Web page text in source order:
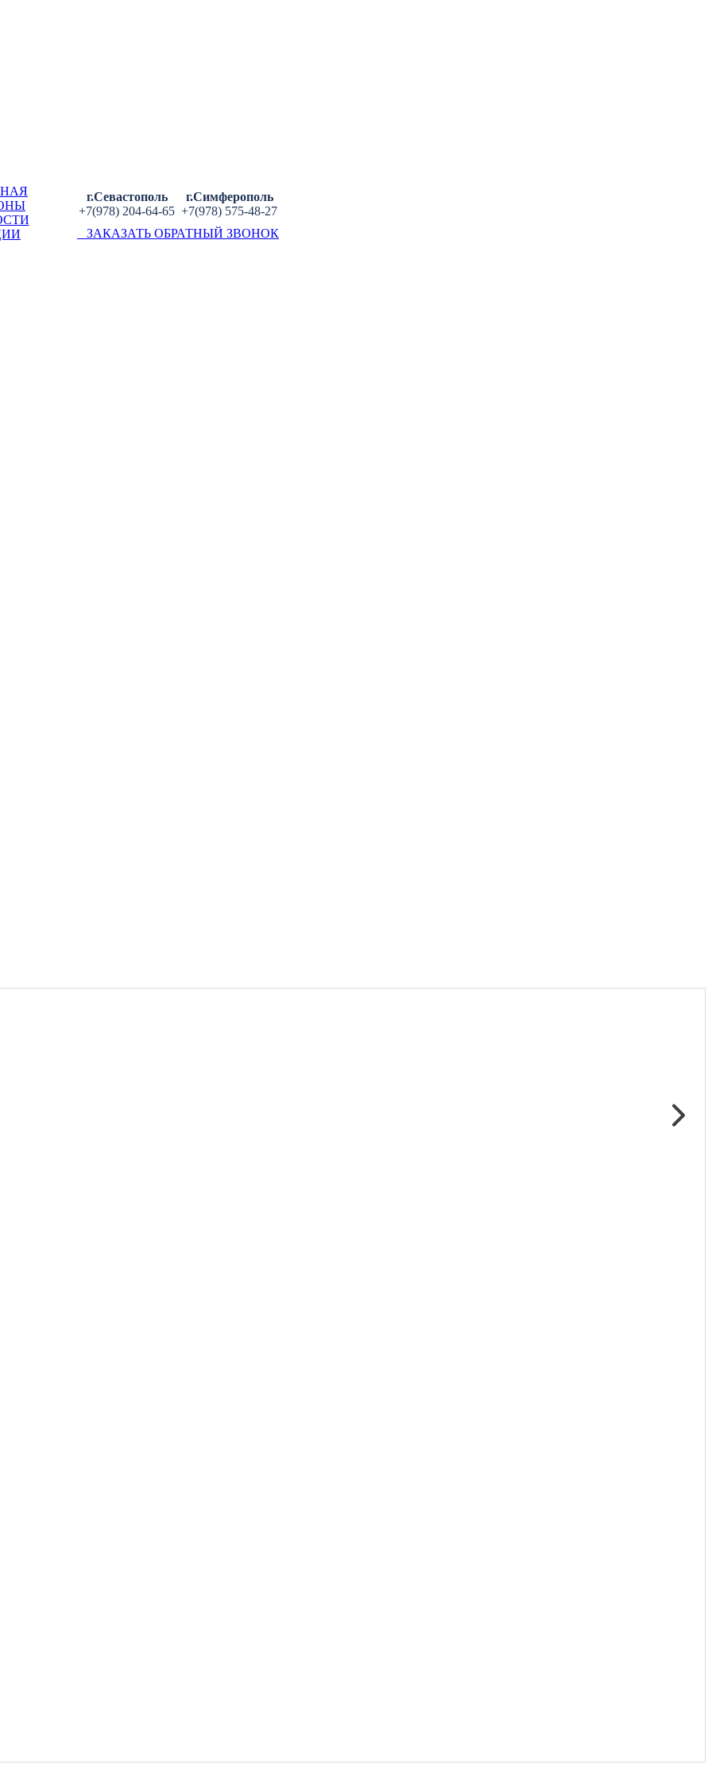
г.Севастополь
+7(978) 204-64-65
г.Симферополь
+7(978) 575-48-27
ЗАКАЗАТЬ ОБРАТНЫЙ ЗВОНОК